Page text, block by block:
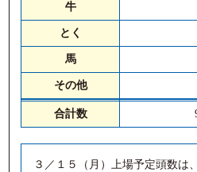
牛
とく
馬
その他
合計数
３／１５（月）上場予定頭数は